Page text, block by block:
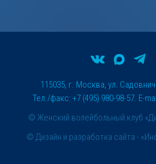
© Женский волейбольный клуб
115035, г. Москва, ул.
Тел./факс: +7 (495) 980-98-57. E-
© Дизайн и разработка сайта -